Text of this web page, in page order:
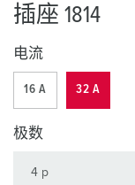
插座 1814
电流
16 A 32 A
极数